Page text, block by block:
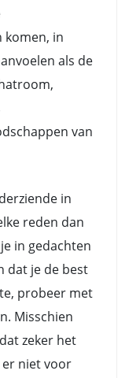
komen, in
als de
van
in
reden dan
in gedachten
dat je de best
probeer met
Misschien
zeker het
niet voor